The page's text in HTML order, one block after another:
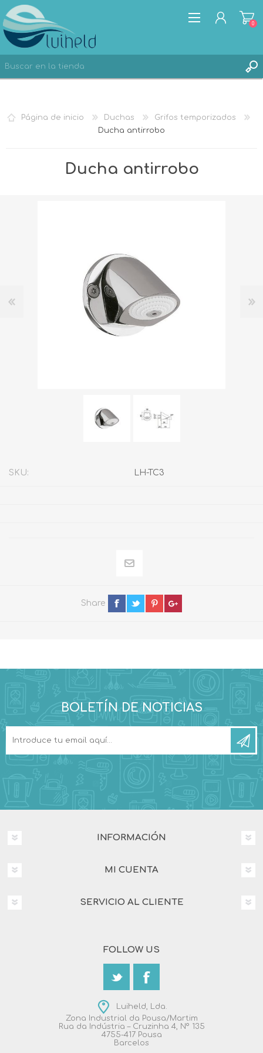
REGISTRO
0
Página de inicio Duchas
Grifos temporizados
Ducha antirrobo
Ducha antirrobo
SKU: LH-TC3
Share
BOLETÍN DE NOTICIAS
INFORMACIÓN
MI CUENTA
SERVICIO AL CLIENTE
FOLLOW US
Luiheld, Lda.
Zona Industrial da Pousa/Martim
Rua da Indústria – Cruzinha 4, Nº 135
4755-417 Pousa
Barcelos